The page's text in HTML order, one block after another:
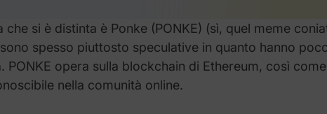
che si è distinta è Ponke (PONKE) (sì, quel meme
spesso piuttosto speculative in quanto hanno
PONKE opera sulla blockchain di Ethereum, così
nella comunità online.